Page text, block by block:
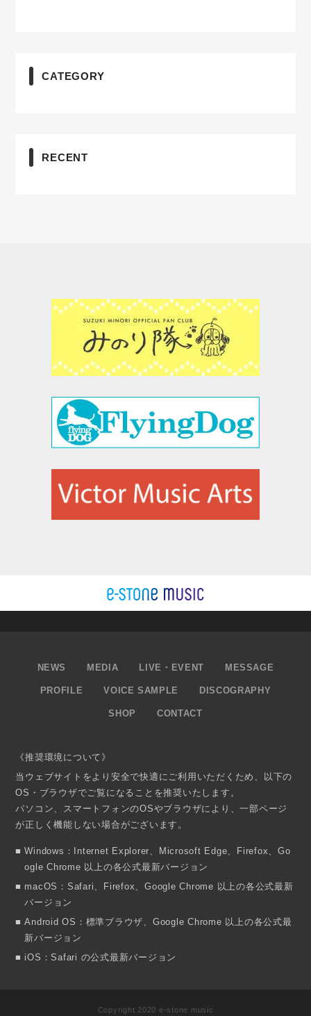
CATEGORY
RECENT
NEWS MEDIA LIVE・EVENT MESSAGE
PROFILE VOICE SAMPLE DISCOGRAPHY
SHOP CONTACT
《推奨環境について》
当ウェブサイトをより安全で快適にご利用いただくため、以下の
OS・ブラウザでご覧になることを推奨いたします。
パソコン、スマートフォンのOSやブラウザにより、一部ページ
が正しく機能しない場合がございます。
Windows：Internet Explorer、Microsoft Edge、Firefox、Go
ogle Chrome 以上の各公式最新バージョン
macOS：Safari、Firefox、Google Chrome 以上の各公式最新
バージョン
Android OS：標準ブラウザ、Google Chrome 以上の各公式最
新バージョン
iOS：Safari の公式最新バージョン
Copyright 2020 e-stone music